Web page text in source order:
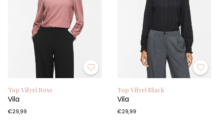
Top Vilyri Rose
Vila
€29,99
Top Vilyri Black
Vila
€29,99